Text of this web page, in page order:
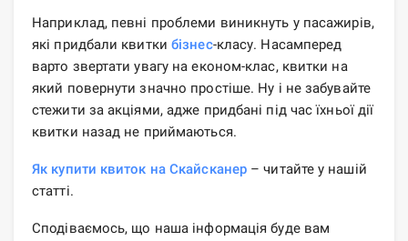
Наприклад, певні проблеми виникнуть у пасажирів,
які придбали квитки бізнес-класу. Насамперед
варто звертати увагу на економ-клас, квитки на
який повернути значно простіше. Ну і не забувайте
стежити за акціями, адже придбані під час їхньої дії
квитки назад не приймаються.
Як купити квиток на Скайсканер – читайте у нашій
статті.
Сподіваємось, що наша інформація буде вам